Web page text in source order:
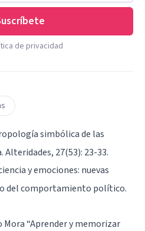
de privacidad
simbólica de las
27(53): 23-33.
y emociones: nuevas
del comportamiento político.
Mora “Aprender y memorizar